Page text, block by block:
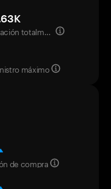
Valoración totalmente diluida
máximo
de compra